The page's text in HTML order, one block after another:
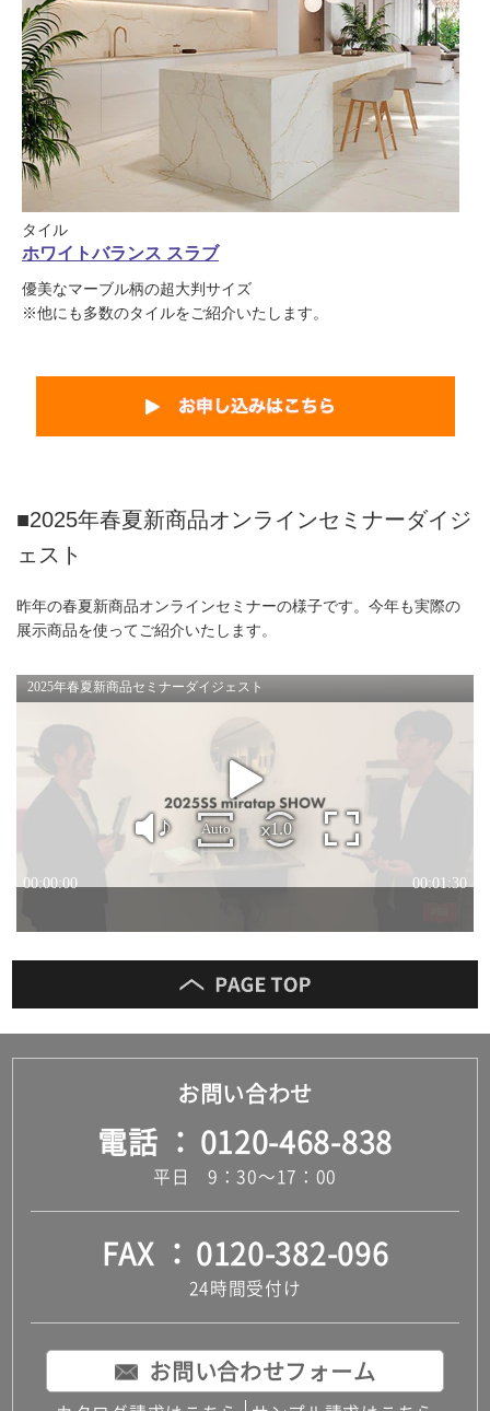
タイル
ホワイトバランス スラブ
優美なマーブル柄の超大判サイズ
※他にも多数のタイルをご紹介いたします。
■2025年春夏新商品オンラインセミナーダイジ
ェスト
昨年の春夏新商品オンラインセミナーの様子です。今年も実際の
展示商品を使ってご紹介いたします。
お問い合わせ
電話 0120-468-838
平日 9：30～17：00
FAX 0120-382-096
24時間受付け
お問い合わせフォーム